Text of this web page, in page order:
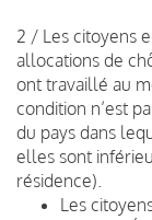
2 / Les citoyens
allocations de
ont travaillé au
condition n’est
du pays dans
elles sont
résidence).
Les